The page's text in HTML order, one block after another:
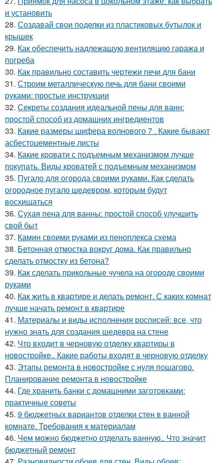
и установить
28. Создавай свои поделки из пластиковых бутылок и
крышек
29. Как обеспечить надлежащую вентиляцию гаража и
погреба
30. Как правильно составить чертежи печи для бани
31. Строим металлическую печь для бани своими
руками: простые инструкции
32. Секреты создания идеальной пены для ванн:
простой способ из домашних ингредиентов
33. Какие размеры шифера волнового 7 . Какие бывают
асбестоцементные листы
34. Какие кровати с подъемным механизмом лучше
покупать. Виды кроватей с подъемным механизмом
35. Пугало для огорода своими руками. Как сделать
огородное пугало шедевром, которым будут
восхищаться
36. Сухая пена для ванны: простой способ улучшить
свой быт
37. Камин своими руками из пеноплекса схема
38. Бетонная отмостка вокруг дома. Как правильно
сделать отмостку из бетона?
39. Как сделать прикольные чучела на огороде своими
руками
40. Как жить в квартире и делать ремонт. С каких комнат
лучше начать ремонт в квартире
41. Материалы и виды исполнения росписей: все, что
нужно знать для создания шедевра на стене
42. Что входит в черновую отделку квартиры в
новостройке.. Какие работы входят в черновую отделку
43. Этапы ремонта в новостройке с нуля пошагово.
Планирование ремонта в новостройке
44. Где хранить банки с домашними заготовками:
практичные советы
45. 9 бюджетных вариантов отделки стен в ванной
комнате. Требования к материалам
46. Чем можно бюджетно отделать ванную.. Что значит
бюджетный ремонт